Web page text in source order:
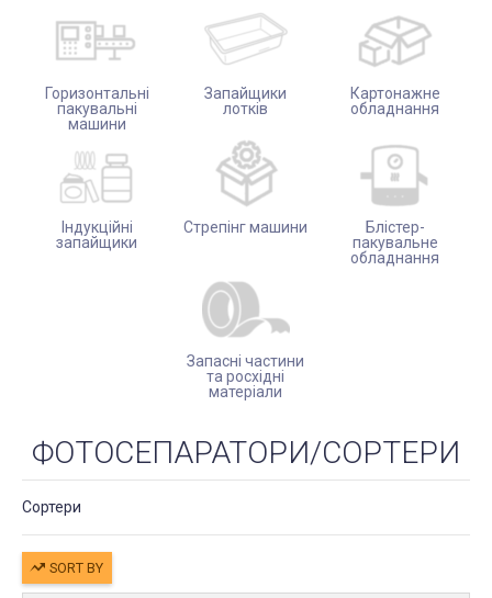
Горизонтальні
пакувальні
машини
Запайщики
лотків
Картонажне
обладнання
Індукційні
запайщики
Стрепінг машини
Блістер-
пакувальне
обладнання
Запасні частини
та росхідні
матеріали
ФОТОСЕПАРАТОРИ/СОРТЕРИ
Сортери
SORT BY